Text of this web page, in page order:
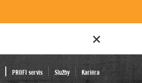
PROFI servis Služby Kariéra